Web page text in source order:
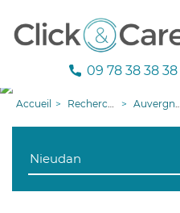
09 78 38 38 38
Accueil Recherche aide à domicile Auvergne-Rhône-Alpes